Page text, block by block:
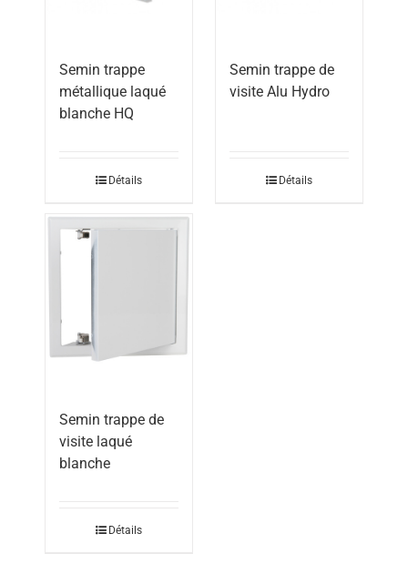
Semin trappe
métallique laqué
blanche HQ
Détails
Semin trappe de
visite Alu Hydro
Détails
Semin trappe de
visite laqué
blanche
Détails